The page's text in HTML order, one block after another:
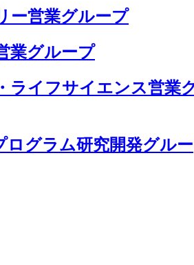
ー営業グループ
業グループ
ライフサイエンス営業
グラム研究開発グルー